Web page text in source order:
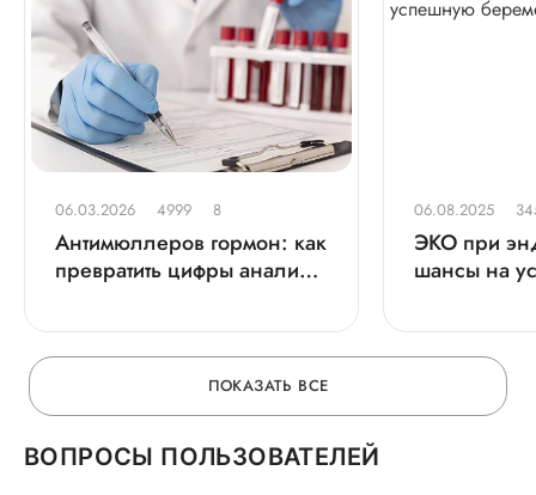
06.03.2026 4999 8
Антимюллеров гормон: как
превратить цифры анализа
06.08.2025
ЭКО при
шансы на
ПОКАЗАТЬ ВСЕ
ВОПРОСЫ ПОЛЬЗОВАТЕЛЕЙ